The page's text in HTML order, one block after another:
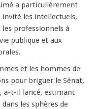
a particulièrement
invité les intellectuels,
professionnels à
publique et aux
et les hommes de
pour briguer le Sénat,
a-t-il lancé, estimant
les sphères de